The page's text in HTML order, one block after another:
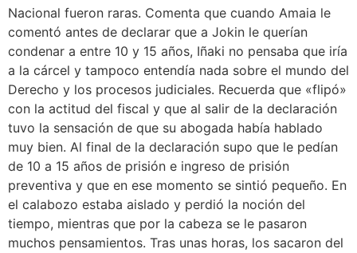
Nacional fueron raras. Comenta que cuando Amaia le
comentó antes de declarar que a Jokin le querían
condenar a entre 10 y 15 años, Iñaki no pensaba que iría
a la cárcel y tampoco entendía nada sobre el mundo del
Derecho y los procesos judiciales. Recuerda que «flipó»
con la actitud del fiscal y que al salir de la declaración
tuvo la sensación de que su abogada había hablado
muy bien. Al final de la declaración supo que le pedían
de 10 a 15 años de prisión e ingreso de prisión
preventiva y que en ese momento se sintió pequeño. En
el calabozo estaba aislado y perdió la noción del
tiempo, mientras que por la cabeza se le pasaron
muchos pensamientos. Tras unas horas, los sacaron del